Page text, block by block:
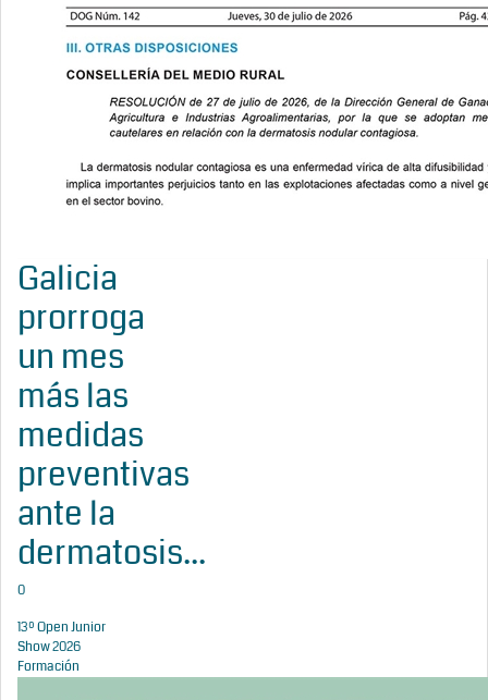
Galicia
prorroga
un mes
más las
medidas
preventivas
ante la
dermatosis...
0
13º Open Junior
Show 2026
Formación